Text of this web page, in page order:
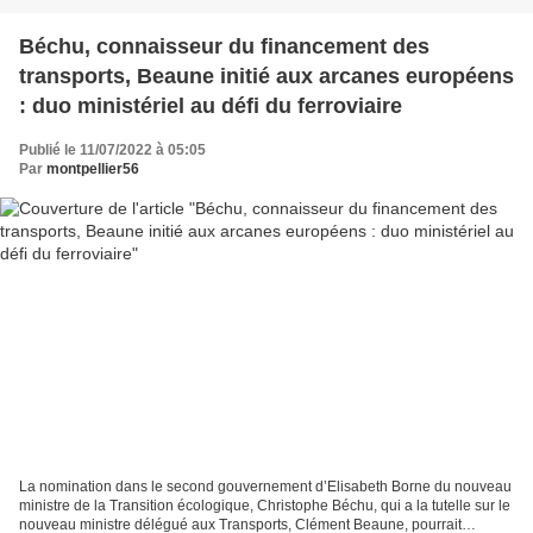
Béchu, connaisseur du financement des
transports, Beaune initié aux arcanes européens
: duo ministériel au défi du ferroviaire
Publié le 11/07/2022 à 05:05
Par montpellier56
La nomination dans le second gouvernement d’Elisabeth Borne du nouveau
ministre de la Transition écologique, Christophe Béchu, qui a la tutelle sur le
nouveau ministre délégué aux Transports, Clément Beaune, pourrait